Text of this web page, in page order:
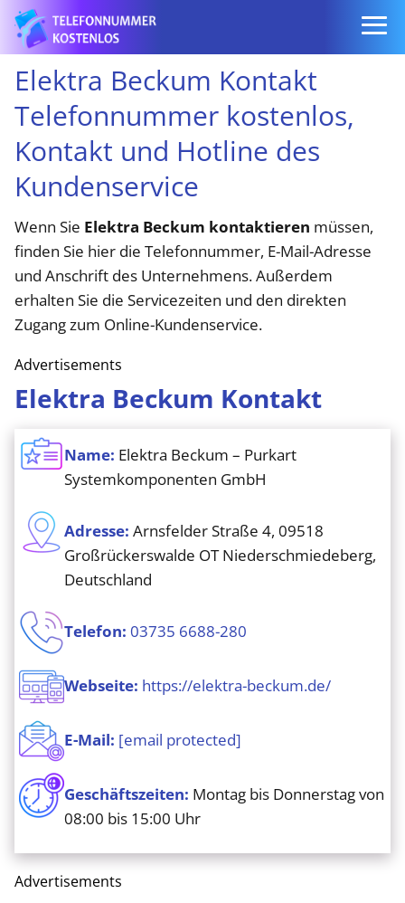
Elektra Beckum Kontakt
Telefonnummer kostenlos,
Kontakt und Hotline des
Kundenservice
Wenn Sie Elektra Beckum kontaktieren müssen,
finden Sie hier die Telefonnummer, E-Mail-Adresse
und Anschrift des Unternehmens. Außerdem
erhalten Sie die Servicezeiten und den direkten
Zugang zum Online-Kundenservice.
Advertisements
Elektra Beckum Kontakt
Name: Elektra Beckum – Purkart
Systemkomponenten GmbH
Adresse: Arnsfelder Straße 4, 09518
Großrückerswalde OT Niederschmiedeberg,
Deutschland
Telefon: 03735 6688-280
Webseite: https://elektra-beckum.de/
E-Mail: [email protected]
Geschäftszeiten: Montag bis Donnerstag von
08:00 bis 15:00 Uhr
Advertisements